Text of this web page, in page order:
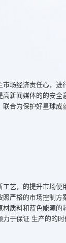
场经济责任心，进
高新闻媒体的的安全
合为保护好星球成
工艺，的提升市场便
照严格的市场控制方
材质料和蓝色能源的
力于保证 生产的的